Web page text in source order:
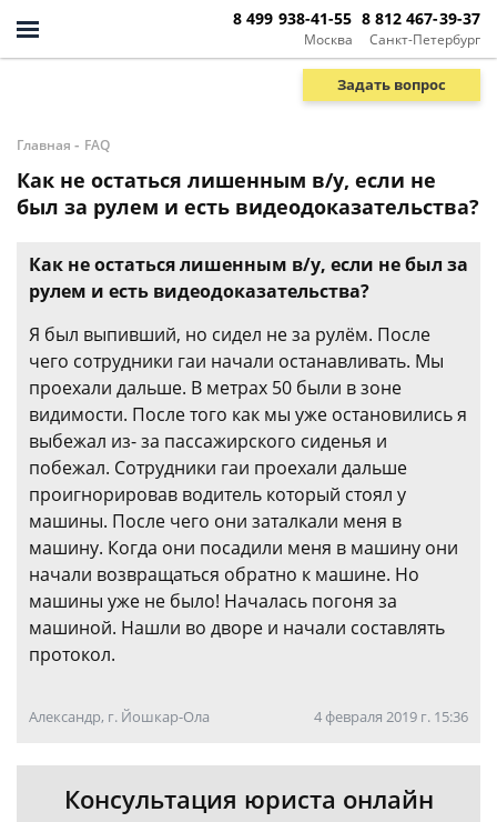
Москва
8 499 938-41-55
Санкт-Петербург
8 812 467-39-37
Задать вопрос
Главная - FAQ
Как не остаться лишенным в/у, если не
был за рулем и есть видеодоказательства?
Как не остаться лишенным в/у, если не был за
рулем и есть видеодоказательства?
Я был выпивший, но сидел не за рулём. После
чего сотрудники гаи начали останавливать. Мы
проехали дальше. В метрах 50 были в зоне
видимости. После того как мы уже остановились я
выбежал из- за пассажирского сиденья и
побежал. Сотрудники гаи проехали дальше
проигнорировав водитель который стоял у
машины. После чего они заталкали меня в
машину. Когда они посадили меня в машину они
начали возвращаться обратно к машине. Но
машины уже не было! Началась погоня за
машиной. Нашли во дворе и начали составлять
протокол.
Александр, г. Йошкар-Ола 4 февраля 2019 г. 15:36
Консультация юриста онлайн